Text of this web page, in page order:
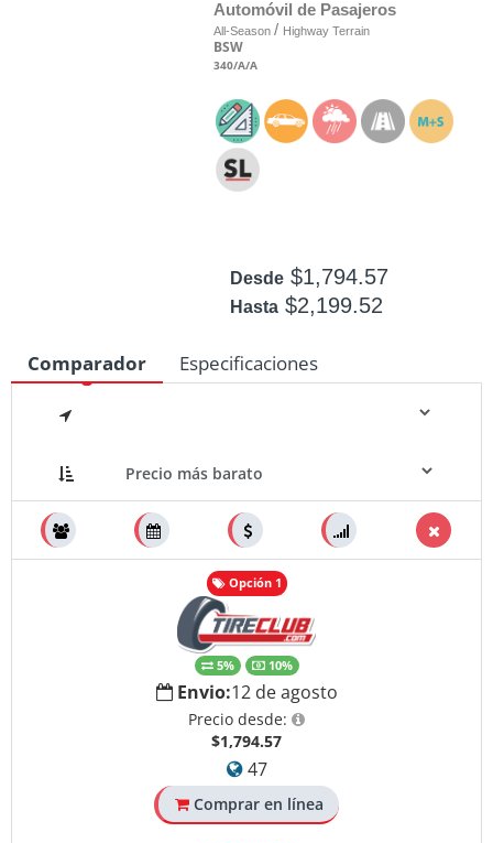
Automóvil de Pasajeros
All-Season / Highway Terrain
BSW
340/A/A
Desde $1,794.57
Hasta $2,199.52
Comparador Especificaciones
Opción 1
5% 10%
Envio:12 de agosto
Precio desde:
$1,794.57
47
Comprar en línea